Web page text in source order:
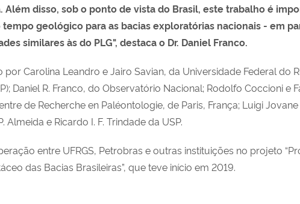
Além disso, sob o ponto de vista do Brasil, este trabalho é
geológico para as bacias exploratórias nacionais - em
similares às do PLG", destaca o Dr. Daniel Franco.
Carolina Leandro e Jairo Savian, da Universidade Federal do
Daniel R. Franco, do Observatório Nacional; Rodolfo Coccioni e
de Recherche en Paléontologie, de Paris, França; Luigi
Almeida e Ricardo I. F. Trindade da USP.
entre UFRGS, Petrobras e outras instituições no projeto
das Bacias Brasileiras”, que teve início em 2019.